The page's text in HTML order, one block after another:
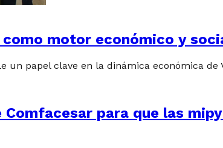
motor económico y
papel clave en la dinámica económica de
para que las